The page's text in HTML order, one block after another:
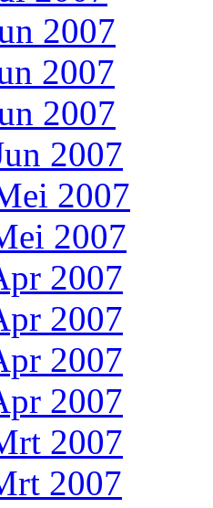
2007
2007
2007
2007
2007
2007
2007
2007
2007
2007
2007
2007